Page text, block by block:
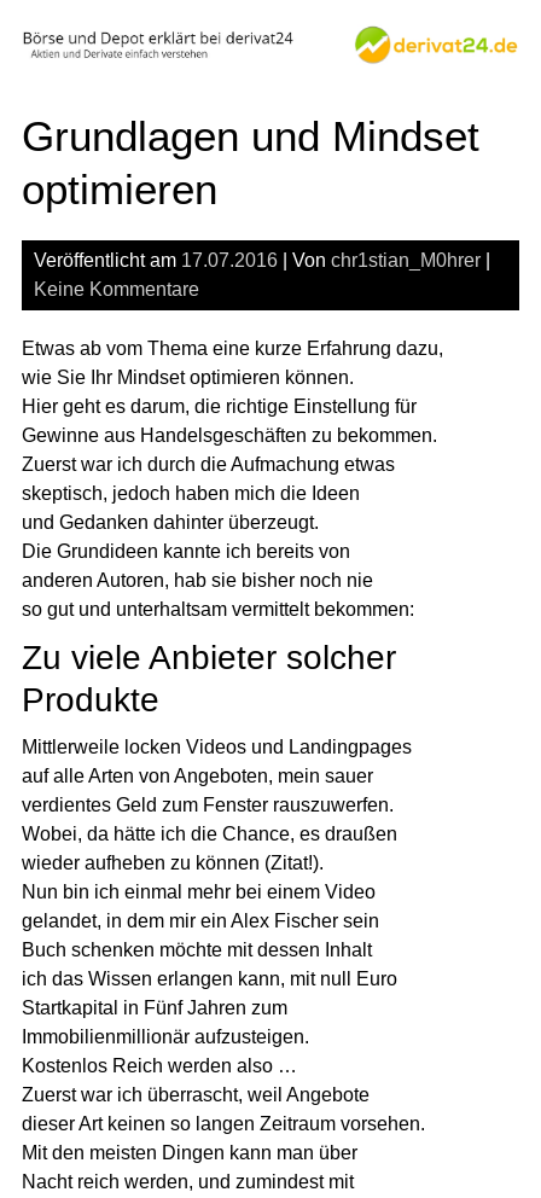
Grundlagen und Mindset
optimieren
Veröffentlicht am 17.07.2016| Von chr1stian_M0hrer|
Keine Kommentare
Etwas ab vom Thema eine kurze Erfahrung dazu,
wie Sie Ihr Mindset optimieren können.
Hier geht es darum, die richtige Einstellung für
Gewinne aus Handelsgeschäften zu bekommen.
Zuerst war ich durch die Aufmachung etwas
skeptisch, jedoch haben mich die Ideen
und Gedanken dahinter überzeugt.
Die Grundideen kannte ich bereits von
anderen Autoren, hab sie bisher noch nie
so gut und unterhaltsam vermittelt bekommen:
Zu viele Anbieter solcher
Produkte
Mittlerweile locken Videos und Landingpages
auf alle Arten von Angeboten, mein sauer
verdientes Geld zum Fenster rauszuwerfen.
Wobei, da hätte ich die Chance, es draußen
wieder aufheben zu können (Zitat!).
Nun bin ich einmal mehr bei einem Video
gelandet, in dem mir ein Alex Fischer sein
Buch schenken möchte mit dessen Inhalt
ich das Wissen erlangen kann, mit null Euro
Startkapital in Fünf Jahren zum
Immobilienmillionär aufzusteigen.
Kostenlos Reich werden also …
Zuerst war ich überrascht, weil Angebote
dieser Art keinen so langen Zeitraum vorsehen.
Mit den meisten Dingen kann man über
Nacht reich werden, und zumindest mit